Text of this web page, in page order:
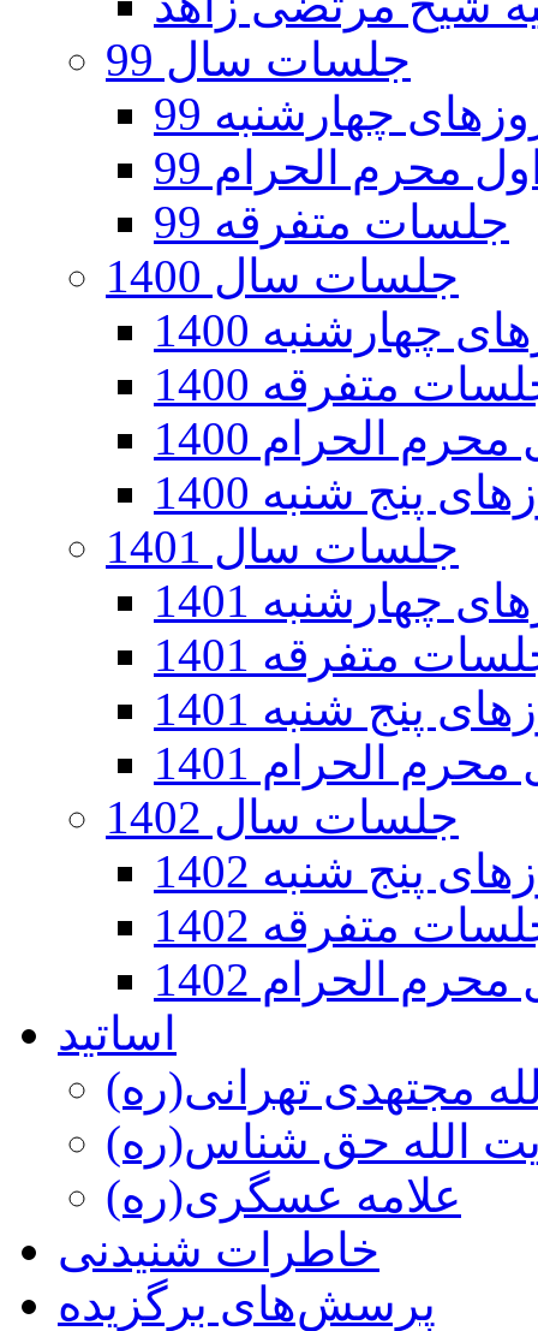
جلسات سال 99
چهارشنبه 99
محرم الحرام 99
جلسات متفرقه 99
جلسات سال 1400
چهارشنبه 1400
متفرقه 1400
الحرام 1400
پنج شنبه 1400
جلسات سال 1401
چهارشنبه 1401
متفرقه 1401
پنج شنبه 1401
الحرام 1401
جلسات سال 1402
پنج شنبه 1402
متفرقه 1402
الحرام 1402
اساتید
مجتهدی تهرانی(ره)
الله حق شناس(ره)
علامه عسگری(ره)
خاطرات شنیدنی
پرسش‌های برگزیده